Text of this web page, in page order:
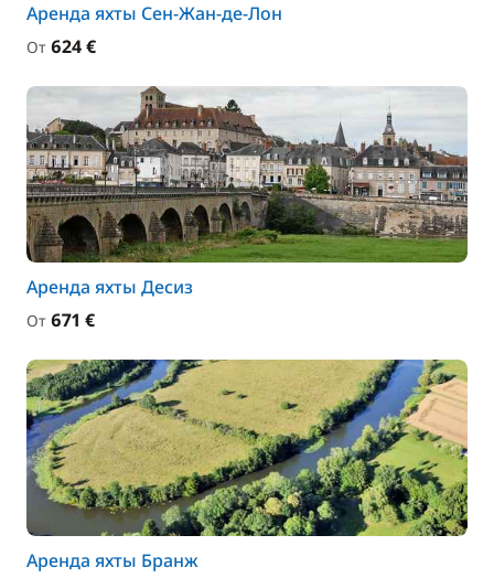
Аренда яхты Сен-Жан-де-Лон
От 624 €
Аренда яхты Десиз
От 671 €
Аренда яхты Бранж